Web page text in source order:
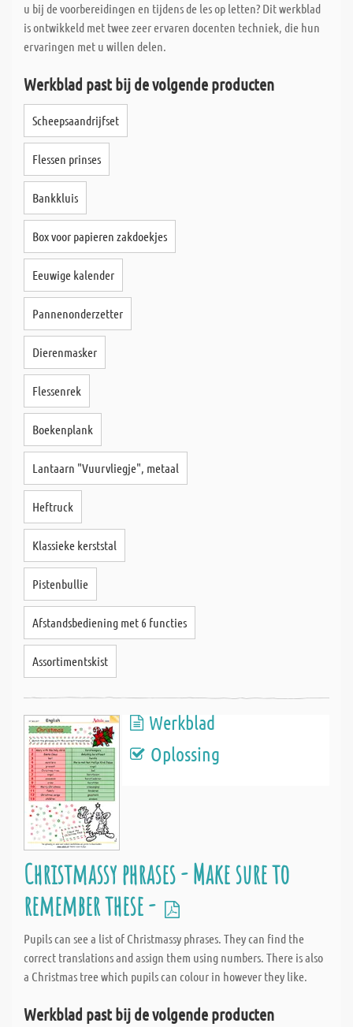
u bij de voorbereidingen en tijdens de les op letten? Dit werkblad
is ontwikkeld met twee zeer ervaren docenten techniek, die hun
ervaringen met u willen delen.
Werkblad past bij de volgende producten
Scheepsaandrijfset
Flessen prinses
Bankkluis
Box voor papieren zakdoekjes
Eeuwige kalender
Pannenonderzetter
Dierenmasker
Flessenrek
Boekenplank
Lantaarn "Vuurvliegje", metaal
Heftruck
Klassieke kerststal
Pistenbullie
Afstandsbediening met 6 functies
Assortimentskist
Werkblad
Oplossing
Christmassy phrases - Make sure to
remember these -
Pupils can see a list of Christmassy phrases. They can find the
correct translations and assign them using numbers. There is also
a Christmas tree which pupils can colour in however they like.
Werkblad past bij de volgende producten